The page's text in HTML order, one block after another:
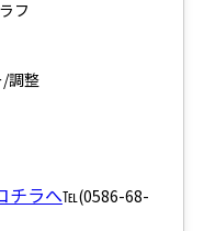
フ
/調整
チラへ℡(0586-68-